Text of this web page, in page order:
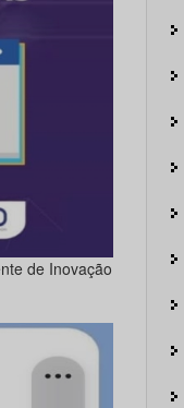
de Inovação